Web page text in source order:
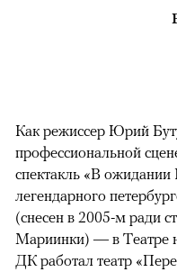
Как режиссер Юрий
профессиональной
спектакль «В
легендарного
(снесен в 2005-м ради
Мариинки) — в Театре
ДК работал театр